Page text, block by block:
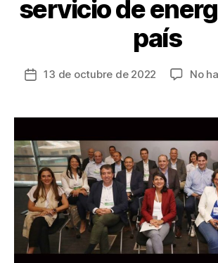
servicio de
país
Fecha
entrada
13 de octubre de 2022 No